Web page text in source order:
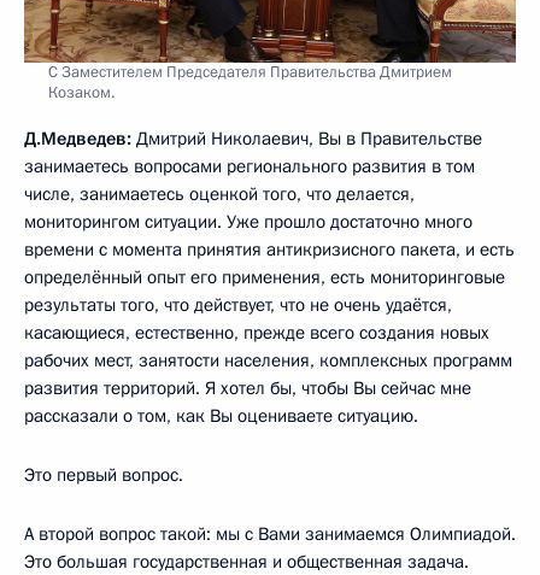
С Заместителем Председателя Правительства Дмитрием
Козаком.
Д.Медведев: Дмитрий Николаевич, Вы в Правительстве
занимаетесь вопросами регионального развития в том
числе, занимаетесь оценкой того, что делается,
мониторингом ситуации. Уже прошло достаточно много
времени с момента принятия антикризисного пакета, и есть
определённый опыт его применения, есть мониторинговые
результаты того, что действует, что не очень удаётся,
касающиеся, естественно, прежде всего создания новых
рабочих мест, занятости населения, комплексных программ
развития территорий. Я хотел бы, чтобы Вы сейчас мне
рассказали о том, как Вы оцениваете ситуацию.
Это первый вопрос.
А второй вопрос такой: мы с Вами занимаемся Олимпиадой.
Это большая государственная и общественная задача.